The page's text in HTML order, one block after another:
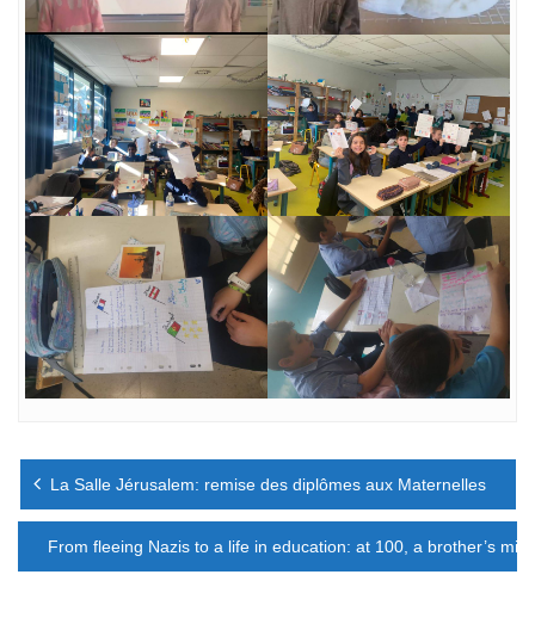
Navigation
l’article
La Salle Jérusalem: remise des diplômes aux Maternelles
From fleeing Nazis to a life in education: at 100, a brother’s